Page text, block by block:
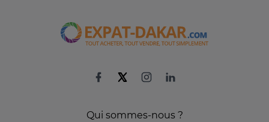
Qui sommes-nous ?